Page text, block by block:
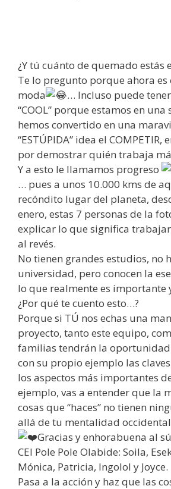
¿Y tú cuánto de quemado estás
Te lo pregunto porque ahora es
moda
… Incluso puede
“COOL” porque estamos en
hemos convertido en una
“ESTÚPIDA” idea el COMPETIR,
por demostrar quién trabaja
Y a esto le llamamos progreso
… pues a unos 10.000 kms de
recóndito lugar del planeta,
enero, estas 7 personas de la
explicar lo que significa
al revés.
No tienen grandes estudios, no
universidad, pero conocen la
lo que realmente es importante
¿Por qué te cuento esto…?
Porque si TÚ nos echas una
proyecto, tanto este equipo,
familias tendrán la
con su propio ejemplo las
los aspectos más importantes
ejemplo, vas a entender que la
cosas que “haces” no tienen
allá de tu mentalidad
Gracias y enhorabuena al
CEI Pole Pole Olabide: Soila,
Mónica, Patricia, Ingolol y Joyce.
Pasa a la acción y haz que las